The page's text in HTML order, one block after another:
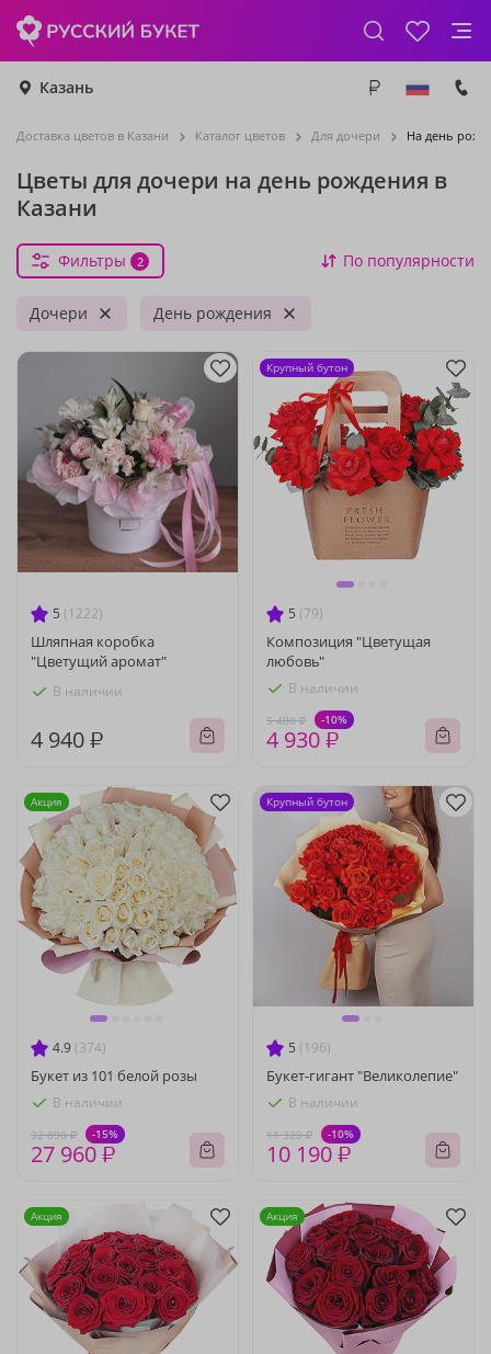
Казань
Доставка цветов в Казани Каталог цветов Для дочери На день
Цветы для дочери на день рождения в
Казани
Фильтры 2 По популярности
Дочери День рождения
5 (1222)
Шляпная коробка
"Цветущий аромат"
В наличии
4 940 ₽
5 (79)
Композиция "Цветущая
любовь"
В наличии
5 480 ₽ -10%
4 930 ₽
Крупный бутон
4.9 (374)
Букет из 101 белой розы
В наличии
32 890 ₽ -15%
27 960 ₽
Акция
5 (196)
Букет-гигант "Великолепие"
В наличии
11 320 ₽ -10%
10 190 ₽
Крупный бутон
Акция Акция